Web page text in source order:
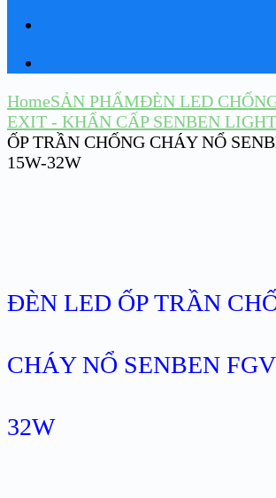
HomeSẢN PHẨMĐÈN LED
EXIT - KHẨN CẤP SENBEN
ỐP TRẦN CHỐNG CHÁY NỔ
15W-32W
ĐÈN LED ỐP TRẦN
CHÁY NỔ SENBEN
32W